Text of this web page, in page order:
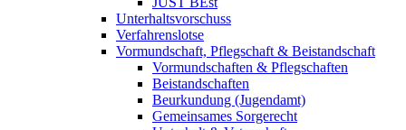
Unterhaltsvorschuss
Verfahrenslotse
Vormundschaft, Pflegschaft & Beistandschaft
Vormundschaften & Pflegschaften
Beistandschaften
Beurkundung (Jugendamt)
Gemeinsames Sorgerecht